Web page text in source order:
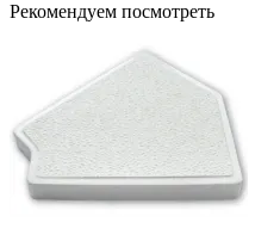
Рекомендуем посмотреть